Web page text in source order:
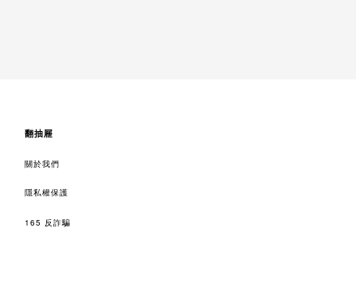
翻抽屜
關於我們
隱私權保護
165 反詐騙